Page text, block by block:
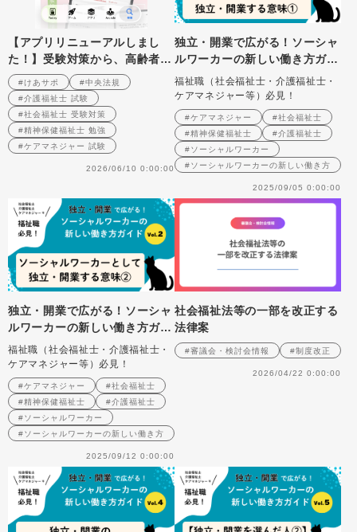
【アプリリニューアルしまし
た！】受験対策から、高齢者/
子育て/障害者支援と看護との
多職種連携…中央法規「けあサ
ポ」が選ばれる理由とは？
#けあサポ
#中央法規
#介護福祉士 試験
#社会福祉士 受験対策
#精神保健福祉士 勉強
#ケアマネジャー 試験
2026/06/10 0:00:00
独立・開業で広がる！ソーシャ
ルワーカーの新しい働き方ガイ
ド Vol.１ ソーシャルワーカ
ーとして独立・開業する意味①
福祉職（社会福祉士・介護福祉士・
ケアマネジャー等）必見！
#ケアマネジャー
#社会福祉士
#精神保健福祉士
#介護福祉士
#ソーシャルワーカー
#ソーシャルワーカーの新しい働き方
2025/09/05 0:00:00
独立・開業で広がる！ソーシャ
ルワーカーの新しい働き方ガイ
ド Vol.２ ソーシャルワーカ
ーとして独立・開業する意味②
福祉職（社会福祉士・介護福祉士・
ケアマネジャー等）必見！
#ケアマネジャー
#社会福祉士
#精神保健福祉士
#介護福祉士
#ソーシャルワーカー
#ソーシャルワーカーの新しい働き方
2025/09/12 0:00:00
社会福祉法等の一部を改正する
法律案
#審議会・検討会情報 #制度改正
2026/04/22 0:00:00